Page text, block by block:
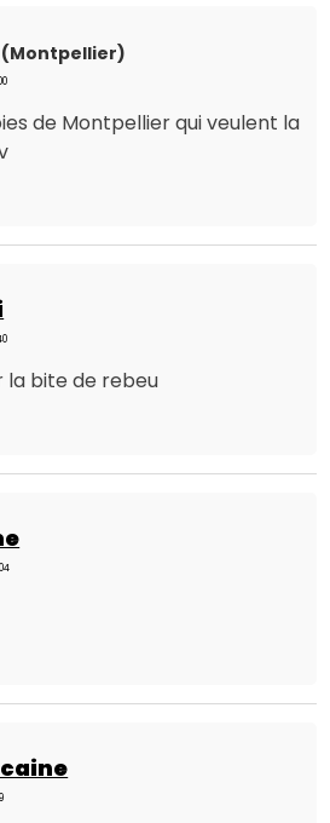
(Montpellier)
de Montpellier qui veulent la
la bite de rebeu